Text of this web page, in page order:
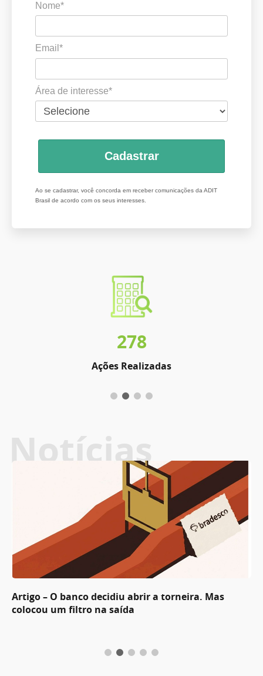
Nome*
Email*
Área de interesse*
Cadastrar
Ao se cadastrar, você concorda em receber comunicações da ADIT
Brasil de acordo com os seus interesses.
278
Ações Realizadas
Notícias
Artigo – O banco decidiu abrir a torneira. Mas
colocou um filtro na saída